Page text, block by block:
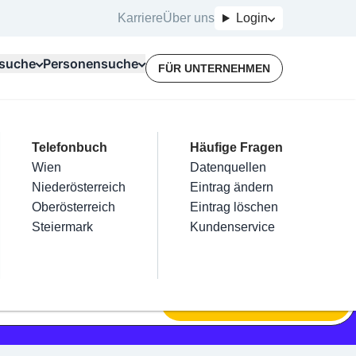
KarriereÜber uns Login
Kategorien
Friseur
Nägel
Haarentfernung
Make-Up
Für Unternehmer
Terminbuchung
Kostenlose Beratung
Top Branchen
Elektriker
Installateure
Maler & Lackierer
Branchen A-Z
Mein Firmeneintrag
Eintrag hinzufügen
Eintrag beanspruchen
Eintrag verwalten
Eintrag bewerben
Personensuche
Telefonbuch
Wien
Niederösterreich
Oberösterreich
Steiermark
Häufige Fragen
Datenquellen
Eintrag ändern
Eintrag löschen
Kundenservice
FÜR UNTERNEHMEN